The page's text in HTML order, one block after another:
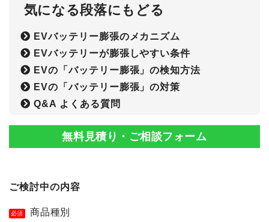
気になる段落にもどる
EVバッテリー膨張のメカニズム
EVバッテリーが膨張しやすい条件
EVの「バッテリー膨張」の検知方法
EVの「バッテリー膨張」の対策
Q&A よくある質問
無料見積り・ご相談フォーム
ご検討中の内容
必須 商品種別